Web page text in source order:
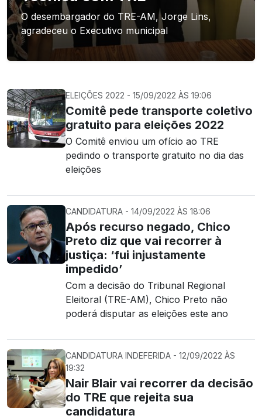
O desembargador do TRE-AM, Jorge Lins,
agradeceu o Executivo municipal
ELEIÇÕES 2022 - 15/09/2022 ÀS 19:06
Comitê pede transporte coletivo
gratuito para eleições 2022
O Comitê enviou um ofício ao TRE
pedindo o transporte gratuito no dia das
eleições
CANDIDATURA - 14/09/2022 ÀS 18:06
Após recurso negado, Chico
Preto diz que vai recorrer à
justiça: ‘fui injustamente
impedido’
Com a decisão do Tribunal Regional
Eleitoral (TRE-AM), Chico Preto não
poderá disputar as eleições este ano
CANDIDATURA INDEFERIDA - 12/09/2022 ÀS
19:32
Nair Blair vai recorrer da decisão
do TRE que rejeita sua
candidatura